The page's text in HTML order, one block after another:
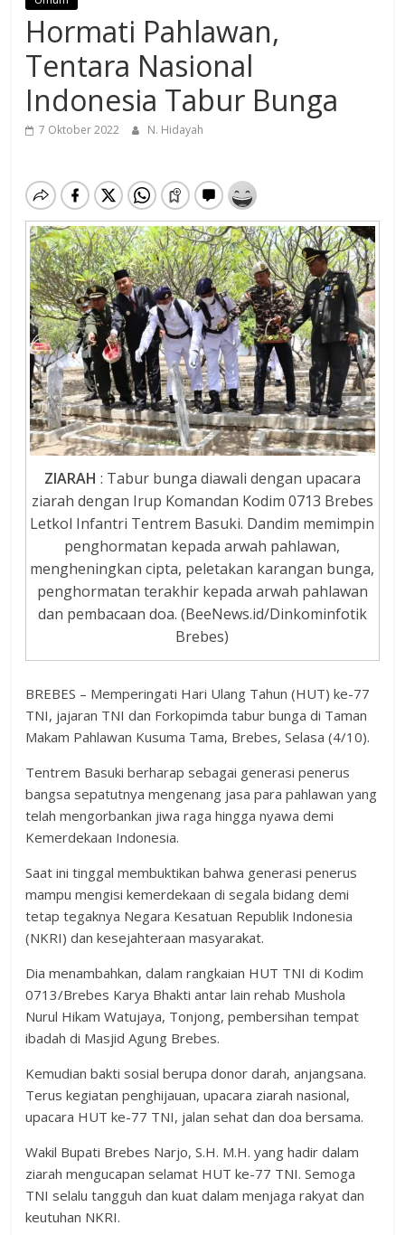
Hormati Pahlawan,
Tentara Nasional
Indonesia Tabur Bunga
7 Oktober 2022 N. Hidayah
ZIARAH : Tabur bunga diawali dengan upacara
ziarah dengan Irup Komandan Kodim 0713 Brebes
Letkol Infantri Tentrem Basuki. Dandim memimpin
penghormatan kepada arwah pahlawan,
mengheningkan cipta, peletakan karangan bunga,
penghormatan terakhir kepada arwah pahlawan
dan pembacaan doa. (BeeNews.id/Dinkominfotik
Brebes)
BREBES – Memperingati Hari Ulang Tahun (HUT) ke-77
TNI, jajaran TNI dan Forkopimda tabur bunga di Taman
Makam Pahlawan Kusuma Tama, Brebes, Selasa (4/10).
Tentrem Basuki berharap sebagai generasi penerus
bangsa sepatutnya mengenang jasa para pahlawan yang
telah mengorbankan jiwa raga hingga nyawa demi
Kemerdekaan Indonesia.
Saat ini tinggal membuktikan bahwa generasi penerus
mampu mengisi kemerdekaan di segala bidang demi
tetap tegaknya Negara Kesatuan Republik Indonesia
(NKRI) dan kesejahteraan masyarakat.
Dia menambahkan, dalam rangkaian HUT TNI di Kodim
0713/Brebes Karya Bhakti antar lain rehab Mushola
Nurul Hikam Watujaya, Tonjong, pembersihan tempat
ibadah di Masjid Agung Brebes.
Kemudian bakti sosial berupa donor darah, anjangsana.
Terus kegiatan penghijauan, upacara ziarah nasional,
upacara HUT ke-77 TNI, jalan sehat dan doa bersama.
Wakil Bupati Brebes Narjo, S.H. M.H. yang hadir dalam
ziarah mengucapan selamat HUT ke-77 TNI. Semoga
TNI selalu tangguh dan kuat dalam menjaga rakyat dan
keutuhan NKRI.